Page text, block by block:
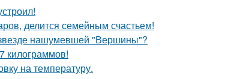
делится семейным счастьем!
нашумевшей "Вершины"?
килограммов!
на температуру.